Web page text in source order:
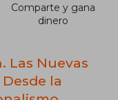
Comparte y gana
dinero
Las Nuevas
la